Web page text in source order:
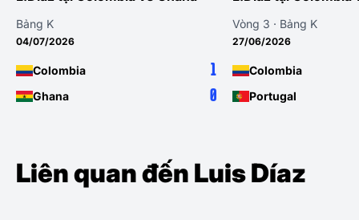
Bảng K
04/07/2026
Colombia 1
Ghana 0
Vòng 3 · Bảng K
27/06/2026
Colombia
Portugal
Liên quan đến Luis Díaz